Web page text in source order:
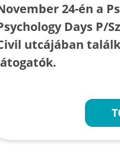
24-én a
Days P/
utcájában